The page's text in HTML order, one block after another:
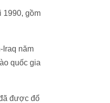
1990, gồm
Iraq năm
quốc gia
được đổ